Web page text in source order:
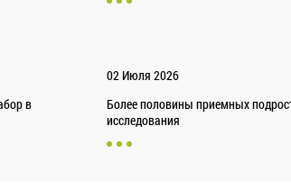
в
02 Июля 2026
Более половины приемных
исследования